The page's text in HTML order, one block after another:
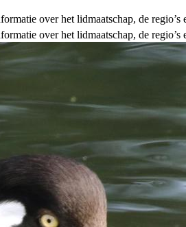
over het lidmaatschap, de regio’s
over het lidmaatschap, de regio’s